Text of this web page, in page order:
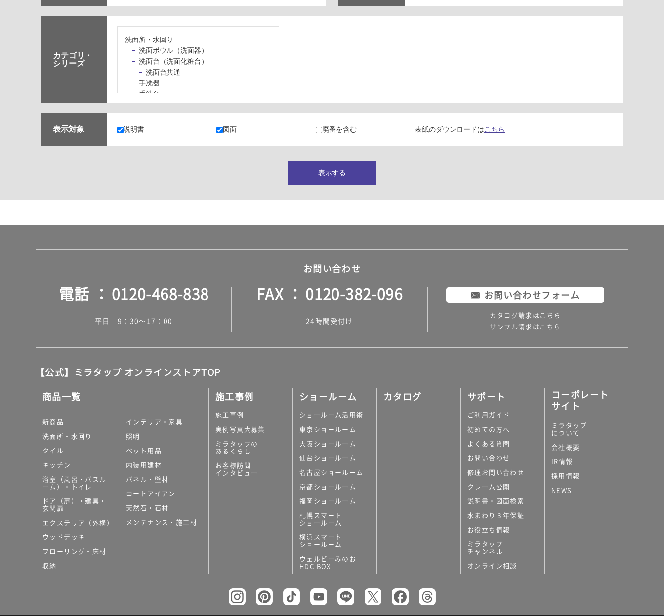
カテゴリ・
シリーズ
洗面所・水回り
洗面ボウル（洗面器）
洗面台（洗面化粧台）
洗面台共通
手洗器
手洗台
水栓パン・スロップシンク
水栓金具・水栓（蛇口）・カラン
止水栓・排水金物
ミラー（鏡）
ランドリールーム
タイル
外壁タイル
洗面台タイル
屋内床タイル
テラコッタ調タイル
キッチン
コンパクトキッチン
コンパクトキッチンその他
カップボード（食器棚・キッチンボード）
コンビネーションキッチン（セクショナル
キッチン）
キッチン機器
表示対象 説明書 図面 廃番を含む 表紙のダウンロードはこちら
表示する
お問い合わせ
電話 0120-468-838
平日 9：30～17：00
FAX 0120-382-096
24時間受付け
お問い合わせフォーム
カタログ請求はこちら
サンプル請求はこちら
【公式】ミラタップ オンラインストアTOP
商品一覧
新商品
洗面所・水回り
タイル
キッチン
浴室（風呂・バスル
ーム）・トイレ
ドア（扉）・建具・
玄関扉
エクステリア（外構）
ウッドデッキ
フローリング・床材
収納
インテリア・家具
照明
ペット用品
内装用建材
パネル・壁材
ロートアイアン
天然石・石材
メンテナンス・施工材
施工事例
施工事例
実例写真大募集
ミラタップの
あるくらし
お客様訪問
インタビュー
ショールーム
ショールーム活用術
東京ショールーム
大阪ショールーム
仙台ショールーム
名古屋ショールーム
京都ショールーム
福岡ショールーム
札幌スマート
ショールーム
横浜スマート
ショールーム
ウェルビーみのお
HDC BOX
カタログ サポート
ご利用ガイド
初めての方へ
よくある質問
お問い合わせ
修理お問い合わせ
クレーム公開
説明書・図面検索
水まわり３年保証
お役立ち情報
ミラタップ
チャンネル
オンライン相談
コーポレート
サイト
ミラタップ
について
会社概要
IR情報
採用情報
NEWS